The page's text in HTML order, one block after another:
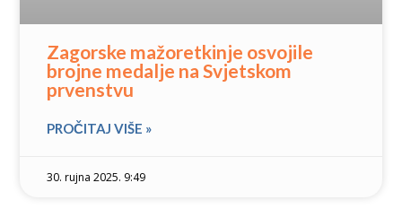
Zagorske mažoretkinje osvojile
brojne medalje na Svjetskom
prvenstvu
PROČITAJ VIŠE »
30. rujna 2025. 9:49